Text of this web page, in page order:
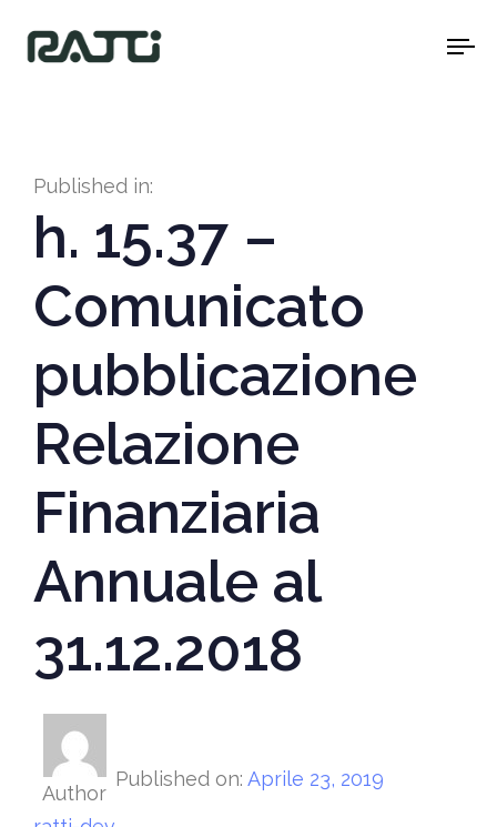
Published in:
h. 15.37 –
Comunicato
pubblicazione
Relazione
Finanziaria
Annuale al
31.12.2018
Author
Published on: Aprile 23, 2019